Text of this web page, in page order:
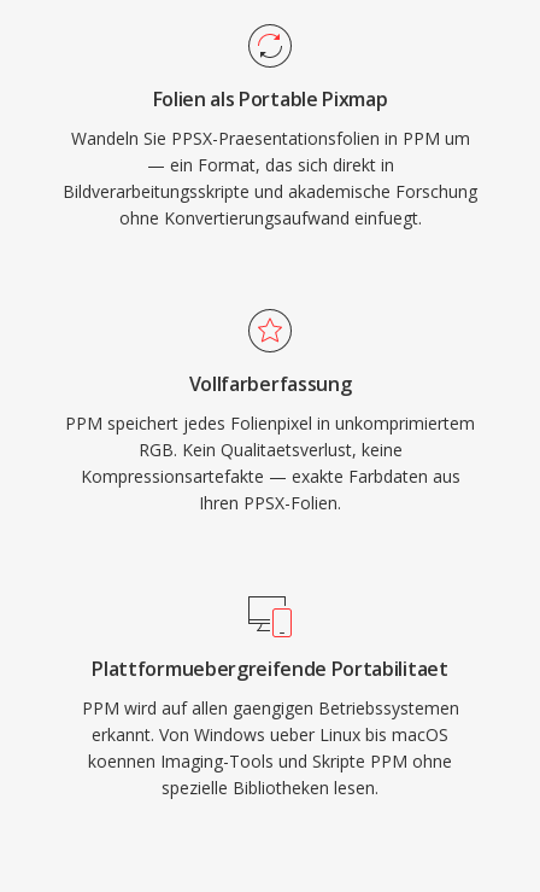
Folien als Portable Pixmap
Wandeln Sie PPSX-Praesentationsfolien in PPM um
— ein Format, das sich direkt in
Bildverarbeitungsskripte und akademische Forschung
ohne Konvertierungsaufwand einfuegt.
Vollfarberfassung
PPM speichert jedes Folienpixel in unkomprimiertem
RGB. Kein Qualitaetsverlust, keine
Kompressionsartefakte — exakte Farbdaten aus
Ihren PPSX-Folien.
Plattformuebergreifende Portabilitaet
PPM wird auf allen gaengigen Betriebssystemen
erkannt. Von Windows ueber Linux bis macOS
koennen Imaging-Tools und Skripte PPM ohne
spezielle Bibliotheken lesen.